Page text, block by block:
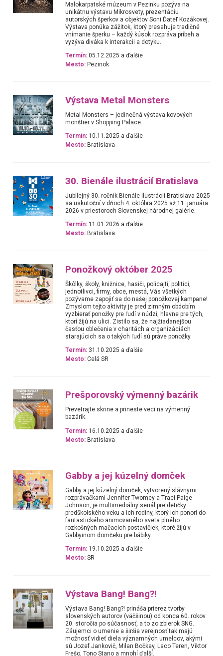
Malokarpatské múzeum v Pezinku pozýva na
unikátnu výstavu Mikrosvety, prezentáciu
autorských šperkov a objektov Soni Ďateľ Kozákovej.
Výstava ponúka zážitok, ktorý presahuje tradičné
vnímanie šperku – každý kúsok rozpráva príbeh a
vyzýva diváka k interakcii a dotyku.
Termín: 05.12.2025 a ďalšie
Mesto: Pezinok
Výstava Metal Monsters
Metal Monsters – jedinečná výstava kovových
monštier v Shopping Palace.
Termín: 10.11.2025 a ďalšie
Mesto: Bratislava
30. Bienále ilustrácií Bratislava
Jubilejný 30. ročník Bienále ilustrácií Bratislava 2025
sa uskutoční v dňoch 4. októbra 2025 až 11. januára
2026 v priestoroch Slovenskej národnej galérie.
Termín: 11.01.2026 a ďalšie
Mesto: Bratislava
Ponožkový október 2025
Škôlky, školy, knižnice, hasiči, policajti, politici,
jednotlivci, firmy, obce, mestá, Vás všetkých
pozývame zapojiť sa do našej ponožkovej kampane!
Zmyslom tejto aktivity je pred zimným obdobím
vyzbierať ponožky pre ľudí v núdzi, hlavne pre tých,
ktorí žijú na ulici. Zistilo sa, že najžiadanejšou
časťou oblečenia v charitách a organizáciách
starajúcich sa o takých ľudí sú práve ponožky.
Termín: 31.10.2025 a ďalšie
Mesto: Celá SR
Prešporovský výmenný bazárik
Prevetrajte skrine a prineste veci na výmenný
bazárik.
Termín: 16.10.2025 a ďalšie
Mesto: Bratislava
Gabby a jej kúzelný domček
Gabby a jej kúzelný domček, vytvorený slávnymi
rozprávačkami Jennifer Twomey a Traci Paige
Johnson, je multimediálny seriál pre detičky
predškolského veku a ich rodiny, ktorý ich ponorí do
fantastického animovaného sveta plného
rozkošných mačacích postavičiek, ktoré žijú v
Gabbyinom domčeku pre bábiky.
Termín: 19.10.2025 a ďalšie
Mesto: SR
Výstava Bang! Bang?!
Výstava Bang! Bang?! prináša prierez tvorby
slovenských autorov (väčšinou) od konca 60. rokov
20. storočia po súčasnosť, a to zo zbierok SNG.
Záujemci o umenie a širšia verejnosť tak majú
možnosť vidieť diela významných umelcov, akými
sú Jozef Jankovič, Milan Bočkay, Laco Teren, Viktor
Frešo, Tono Stano a mnohí ďalší.